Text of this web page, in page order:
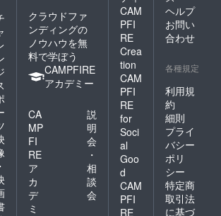
・
クラウドファ
ンディングの
ノウハウを無
料で学ぼう
CAMPFIRE
アカデミー
CA
MP
FI
RE
ア
カ
デ
ミ
説
明
会
・
相
談
会
CAM
PFI
RE
Crea
tion
CAM
PFI
RE
for
Soci
al
Goo
d
CAM
PFI
RE
ヘルプ
お問い
合わせ
各種規定
利用規
約
細則
プライ
バシー
ポリ
シー
特定商
取引法
に基づ